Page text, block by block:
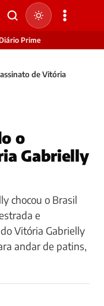
Prime
de Vitória
o
Gabrielly
chocou o Brasil
e
Vitória Gabrielly
andar de patins,